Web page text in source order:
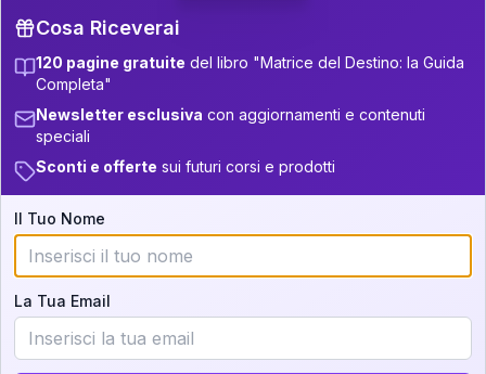
Iscriviti alla newsletter per ricevere
aggiornamenti quando sarà disponibile.
Cosa scoprirete nella vostra
interpretazione:
💕 Come rafforzare la vostra unione
Cosa Riceverai
120 pagine gratuite del libro "Matrice del Destino: la Guida
Completa"
Newsletter esclusiva con aggiornamenti e contenuti
speciali
Sconti e offerte sui futuri corsi e prodotti
Il Tuo Nome
La Tua Email